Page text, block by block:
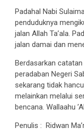
Padahal Nabi
penduduknya
jalan Allah Ta’ala.
jalan damai dan
Berdasarkan
peradaban Negeri
sekarang tidak
melainkan melalui
bencana. Wallaahu
Penulis : Ridwan